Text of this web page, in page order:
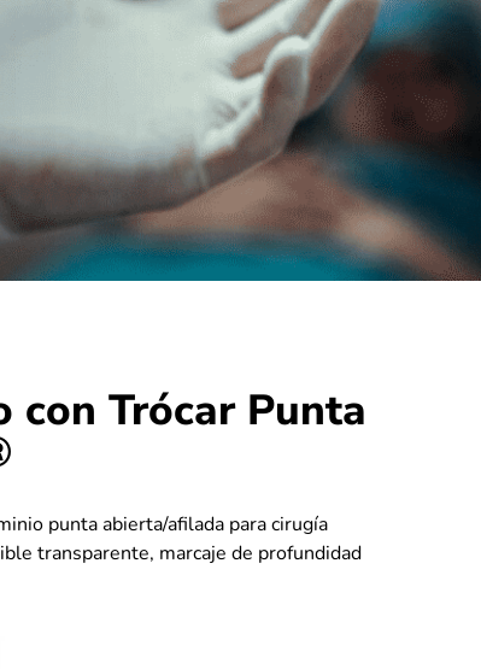
con Trócar Punta
punta abierta/afilada para cirugía
transparente, marcaje de profundidad